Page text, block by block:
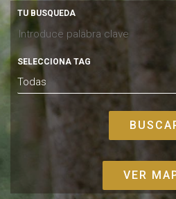
TU BUSQUEDA
SELECCIONA TAG
VER